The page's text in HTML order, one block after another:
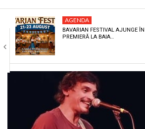
CULTURA
ECONOMIE
SANATATE
POLITIC
AGENDA
BAVARIAN FESTIVAL AJUNGE ÎN
PREMIERĂ LA BAIA…